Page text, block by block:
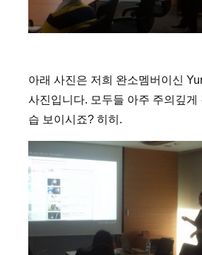
아래 사진은 저희 완소멤버이신
사진입니다. 모두들 아주 주의깊게
습 보이시죠? 히히.